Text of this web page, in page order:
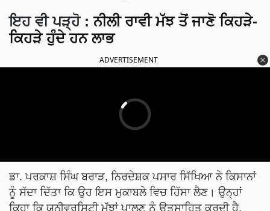
ਇਹ ਵੀ ਪੜ੍ਹੋ :ਨੀਲੀ ਰਾਵੀ ਮੱਝ ਤੋਂ ਜਾਣੋ ਕਿਹੜੇ-
ਕਿਹੜੇ ਹੁੰਦੇ ਹਨ ਲਾਭ
ADVERTISEMENT
ਡਾ. ਪਰਕਾਸ਼ ਸਿੰਘ ਬਰਾੜ, ਨਿਰਦੇਸ਼ਕ ਪਸਾਰ ਸਿੱਖਿਆ ਨੇ ਕਿਸਾਨਾਂ
ਨੂੰ ਸੱਦਾ ਦਿੱਤਾ ਕਿ ਉਹ ਇਸ ਮੁਕਾਬਲੇ ਵਿਚ ਹਿੱਸਾ ਲੈਣ। ਉਨ੍ਹਾਂ
ਕਿਹਾ ਕਿ ਯੂਨੀਵਰਸਿਟੀ ਮੱਝਾਂ ਪਾਲਣ ਨੂੰ ਉਤਸਾਹਿਤ ਕਰਦੀ ਹੈ,